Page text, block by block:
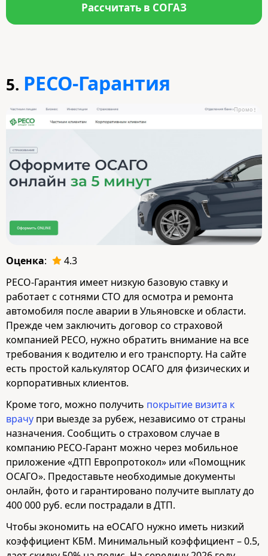
Рассчитать в СОГАЗ
5. РЕСО-Гарантия
Промо
Оценка:
4.3
РЕСО-Гарантия имеет низкую базовую ставку и
работает с сотнями СТО для осмотра и ремонта
автомобиля после аварии в Ульяновске и области.
Прежде чем заключить договор со страховой
компанией РЕСО, нужно обратить внимание на все
требования к водителю и его транспорту. На сайте
есть простой калькулятор ОСАГО для физических и
корпоративных клиентов.
Кроме того, можно получить покрытие визита к
врачу при выезде за рубеж, независимо от страны
назначения. Сообщить о страховом случае в
компанию РЕСО-Гарант можно через мобильное
приложение «ДТП Европротокол» или «Помощник
ОСАГО». Предоставьте необходимые документы
онлайн, фото и гарантировано получите выплату до
400 000 руб. если пострадали в ДТП.
Чтобы экономить на eОСАГО нужно иметь низкий
коэффициент КБМ. Минимальный коэффициент – 0.5,